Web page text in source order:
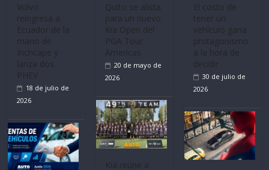
Mercado
automotor
nacional cierra
su mejor 1er
semestre en la
historia
11 de julio de
2026
La FEDAK
recibe 12
Sinotruk
Bolden para
cubrir las rutas
de La Vuelta
31 de julio de
Ultima película
‘Spider‑Man:
Brand New
Day’ pone en
escena a
BMW
29 de julio de
2026